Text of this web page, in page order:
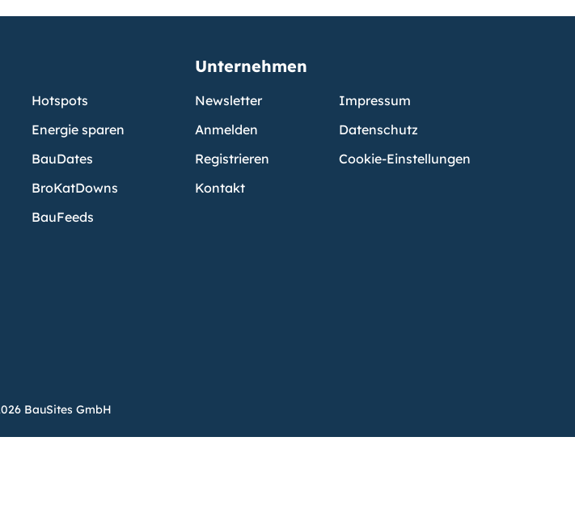
Hotspots
Energie sparen
BauDates
BroKatDowns
BauFeeds
Unternehmen
Newsletter
Anmelden
Registrieren
Kontakt
Impressum
Datenschutz
Cookie-Einstellungen
BauSites GmbH